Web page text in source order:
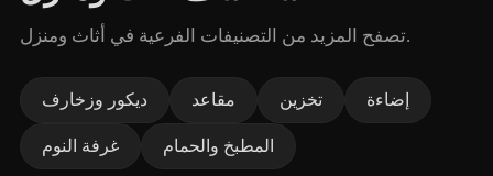
تصفح المزيد من التصنيفات الفرعية في أثاث ومنزل.
ديكور وزخارف مقاعد تخزين إضاءة
غرفة النوم المطبخ والحمام